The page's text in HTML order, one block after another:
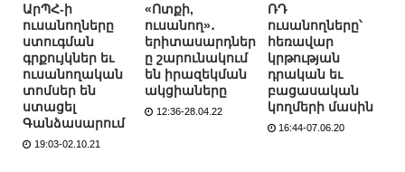
ԱրՊՀ-ի
ուսանողները
ստուգման
գրքույկներ եւ
ուսանողական
տոմսեր են
ստացել
Գանձասարում
19:03-02.10.21
«Ոտքի,
ուսանող»․
երիտասարդներ
ը շարունակում
են իրազեկման
ակցիաները
12:36-28.04.22
ՌԴ
ուսանողները՝
հեռավար
կրթության
դրական եւ
բացասական
կողմերի մասին
16:44-07.06.20